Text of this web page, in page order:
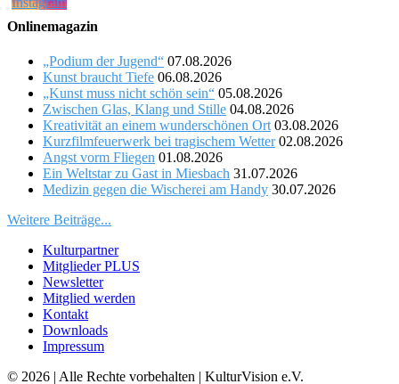
Onlinemagazin
„Podium der Jugend“ 07.08.2026
Kunst braucht Tiefe 06.08.2026
„Kunst muss nicht schön sein“ 05.08.2026
Zwischen Glas, Klang und Stille 04.08.2026
Kreativität an einem wunderschönen Ort 03.08.2026
Kurzfilmfeuerwerk bei tragischem Wetter 02.08.2026
Angst vorm Fliegen 01.08.2026
Ein Weltstar zu Gast in Miesbach 31.07.2026
Medizin gegen die Wischerei am Handy 30.07.2026
Weitere Beiträge...
Kulturpartner
Mitglieder PLUS
Newsletter
Mitglied werden
Kontakt
Downloads
Impressum
© 2026 | Alle Rechte vorbehalten | KulturVision e.V.